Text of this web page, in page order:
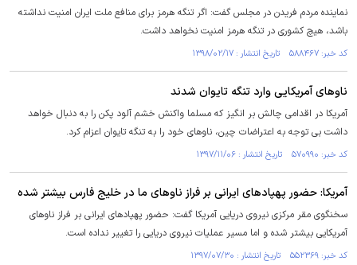
نماینده مردم فریدن در مجلس گفت: اگر تنگه هرمز برای منافع ملت ایران امنیت نداشته
باشد، هیچ کشوری در تنگه هرمز امنیت نخواهد داشت.
کد خبر: ۵۸۸۴۶۷ تاریخ انتشار : ۱۳۹۸/۰۲/۱۷
ناوهای آمریکایی وارد تنگه تایوان شدند
آمریکا در اقدامی چالش بر انگیز که مسلما واکنش خشم آلود پکن را به دنبال خواهد
داشت بی توجه به اعتراضات چین، ناوهای خود را به تنگه تایوان اعزام کرد.
کد خبر: ۵۷۰۹۹۰ تاریخ انتشار : ۱۳۹۷/۱۱/۰۶
آمریکا: حضور پهپادهای ایرانی بر فراز ناوهای ما در خلیج فارس بیشتر شده
سخنگوی مقر مرکزی نیروی دریایی آمریکا گفت: حضور پهپادهای ایرانی بر فراز ناوهای
آمریکایی بیشتر شده و اما مسیر عملیات نیروی دریایی را تغییر نداده است.
کد خبر: ۵۵۲۳۶۹ تاریخ انتشار : ۱۳۹۷/۰۷/۳۰